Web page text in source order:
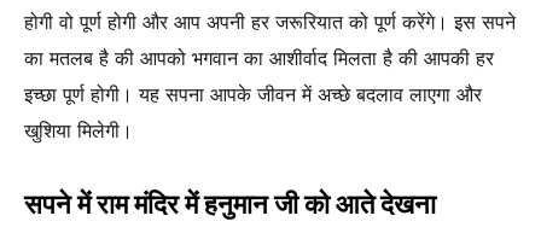
होगी वो पूर्ण होगी और आप अपनी हर जरूरियात को पूर्ण करेंगे। इस सपने
का मतलब है की आपको भगवान का आशीर्वाद मिलता है की आपकी हर
इच्छा पूर्ण होगी। यह सपना आपके जीवन में अच्छे बदलाव लाएगा और
खुशिया मिलेगी।
सपने में राम मंदिर में हनुमान जी को आते देखना